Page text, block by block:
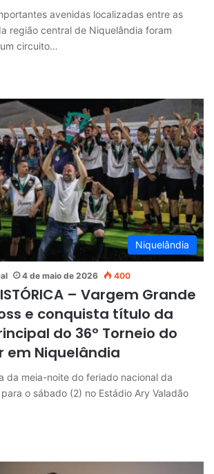
avenidas localizadas entre as
região central de Niquelândia foram
circuito…
Niquelândia
4 de maio de 2026 400
– Vargem Grande
e conquista título da
do 36º Torneio do
em Niquelândia
da meia-noite do feriado nacional da
o sábado (2) no Estádio Ary Valadão